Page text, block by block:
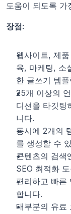
도움이 되도록 가
장점:
웹사이트, 제
육, 마케팅, 소
한 글쓰기 템
25개 이상의
디션을 타깃팅
니다.
동시에 2개의
를 생성할 수
콘텐츠의 검색
SEO 최적화
편리하고 빠른
합니다.
대부분의 유료